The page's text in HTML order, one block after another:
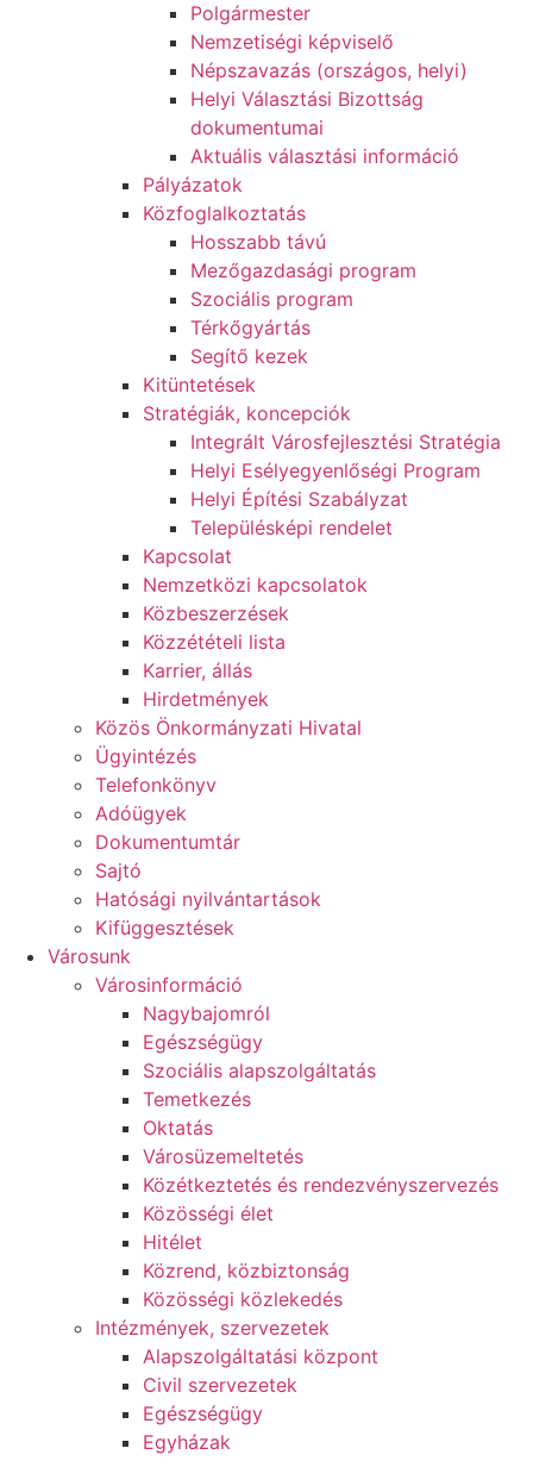
Polgármester
Nemzetiségi képviselő
Népszavazás (országos, helyi)
Helyi Választási Bizottság
dokumentumai
Aktuális választási információ
Pályázatok
Közfoglalkoztatás
Hosszabb távú
Mezőgazdasági program
Szociális program
Térkőgyártás
Segítő kezek
Kitüntetések
Stratégiák, koncepciók
Integrált Városfejlesztési Stratégia
Helyi Esélyegyenlőségi Program
Helyi Építési Szabályzat
Településképi rendelet
Kapcsolat
Nemzetközi kapcsolatok
Közbeszerzések
Közzétételi lista
Karrier, állás
Hirdetmények
Közös Önkormányzati Hivatal
Ügyintézés
Telefonkönyv
Adóügyek
Dokumentumtár
Sajtó
Hatósági nyilvántartások
Kifüggesztések
Városunk
Városinformáció
Nagybajomról
Egészségügy
Szociális alapszolgáltatás​
Temetkezés
Oktatás
Városüzemeltetés
Közétkeztetés és rendezvényszervezés
Közösségi élet​
Hitélet
Közrend, közbiztonság
Közösségi közlekedés
Intézmények, szervezetek
Alapszolgáltatási központ
Civil szervezetek
Egészségügy
Egyházak